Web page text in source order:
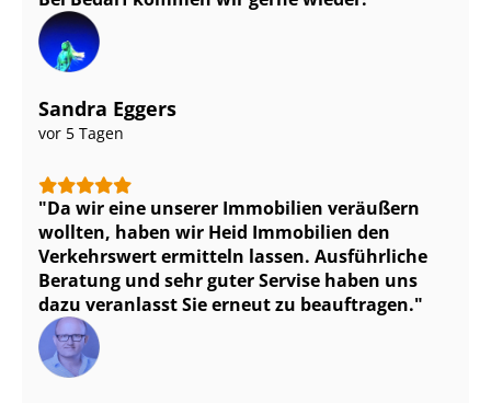
Sandra Eggers
vor 5 Tagen
Da wir eine unserer Immobilien veräußern
wollten, haben wir Heid Immobilien den
Verkehrswert ermitteln lassen. Ausführliche
Beratung und sehr guter Servise haben uns
dazu veranlasst Sie erneut zu beauftragen.